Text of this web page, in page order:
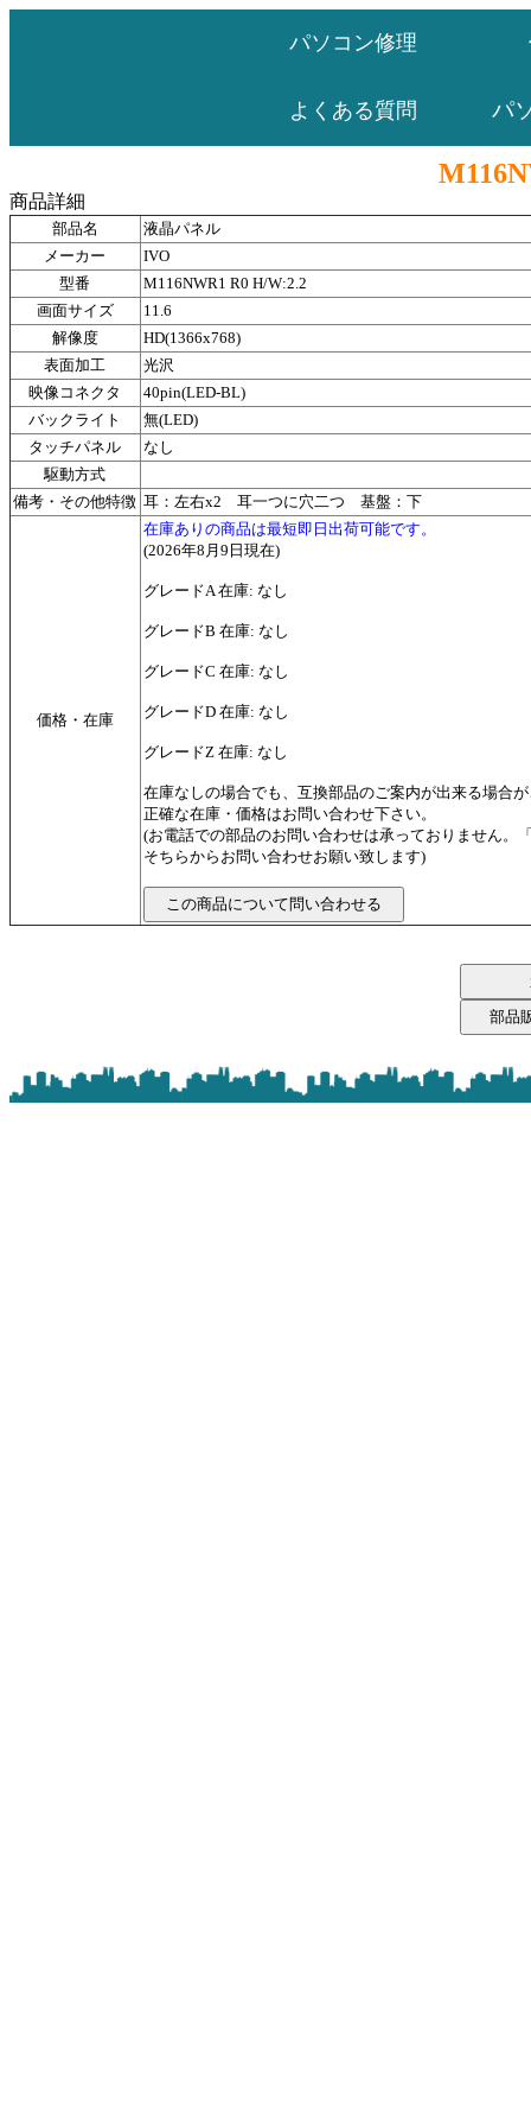
パソコン修理
よくある質問 パ
商品詳細
部品名
液晶パネル
メーカー
IVO
型番
M116NWR1 R0 H/W:2.2
画面サイズ
11.6
解像度
HD(1366x768)
表面加工
光沢
映像コネクタ
40pin(LED-BL)
バックライト
無(LED)
タッチパネル
なし
駆動方式
備考・その他特徴 耳：左右x2 耳一つに穴二つ 基盤：下
価格・在庫
在庫ありの商品は最短即日出荷可能です。
(2026年8月9日現在)
グレードA 在庫: なし
グレードB 在庫: なし
グレードC 在庫: なし
グレードD 在庫: なし
グレードZ 在庫: なし
在庫なしの場合でも、互換部品のご案内が出来る場合
正確な在庫・価格はお問い合わせ下さい。
(お電話での部品のお問い合わせは承っておりません。
そちらからお問い合わせお願い致します)